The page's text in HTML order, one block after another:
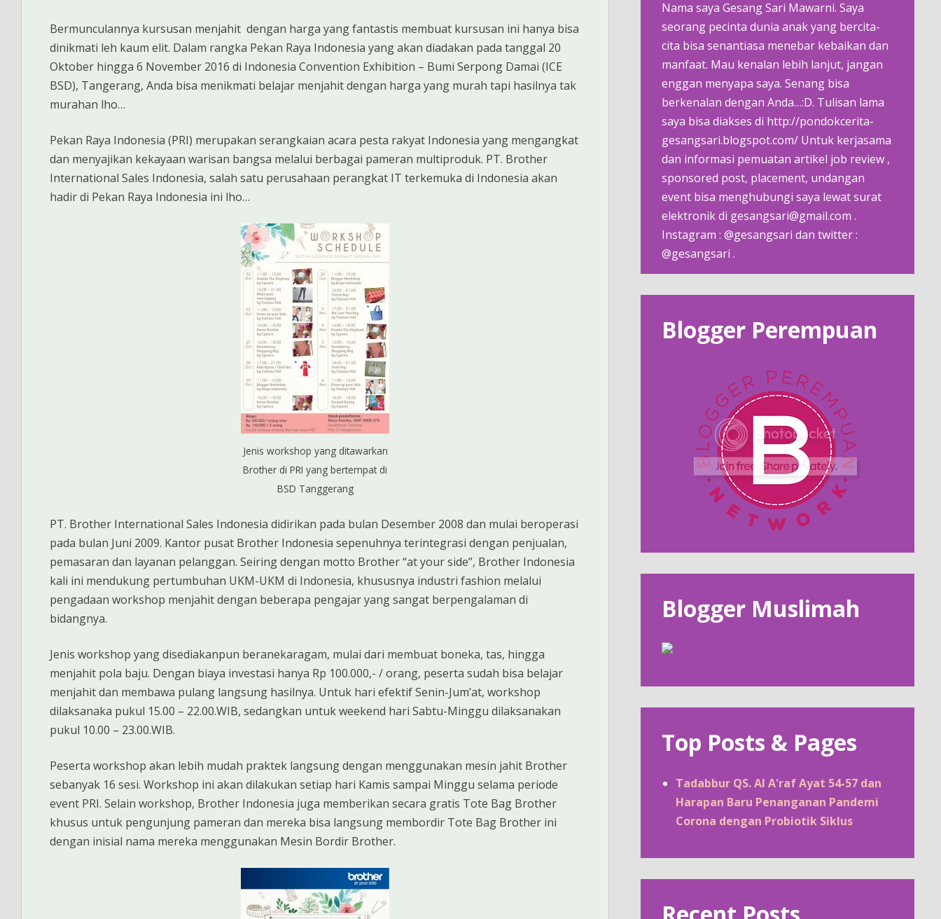
Bermunculannya kursusan menjahit dengan harga yang fantastis membuat kursusan ini hanya bisa
dinikmati leh kaum elit. Dalam rangka Pekan Raya Indonesia yang akan diadakan pada tanggal 20
Oktober hingga 6 November 2016 di Indonesia Convention Exhibition – Bumi Serpong Damai (ICE
BSD), Tangerang, Anda bisa menikmati belajar menjahit dengan harga yang murah tapi hasilnya tak
murahan lho…
Pekan Raya Indonesia (PRI) merupakan serangkaian acara pesta rakyat Indonesia yang mengangkat
dan menyajikan kekayaan warisan bangsa melalui berbagai pameran multiproduk. PT. Brother
International Sales Indonesia, salah satu perusahaan perangkat IT terkemuka di Indonesia akan
hadir di Pekan Raya Indonesia ini lho…
Jenis workshop yang ditawarkan
Brother di PRI yang bertempat di
BSD Tanggerang
PT. Brother International Sales Indonesia didirikan pada bulan Desember 2008 dan mulai beroperasi
pada bulan Juni 2009. Kantor pusat Brother Indonesia sepenuhnya terintegrasi dengan penjualan,
pemasaran dan layanan pelanggan. Seiring dengan motto Brother “at your side”, Brother Indonesia
kali ini mendukung pertumbuhan UKM-UKM di Indonesia, khususnya industri fashion melalui
pengadaan workshop menjahit dengan beberapa pengajar yang sangat berpengalaman di
bidangnya.
Jenis workshop yang disediakanpun beranekaragam, mulai dari membuat boneka, tas, hingga
menjahit pola baju. Dengan biaya investasi hanya Rp 100.000,- / orang, peserta sudah bisa belajar
menjahit dan membawa pulang langsung hasilnya. Untuk hari efektif Senin-Jum’at, workshop
dilaksanaka pukul 15.00 – 22.00.WIB, sedangkan untuk weekend hari Sabtu-Minggu dilaksanakan
pukul 10.00 – 23.00.WIB.
Peserta workshop akan lebih mudah praktek langsung dengan menggunakan mesin jahit Brother
sebanyak 16 sesi. Workshop ini akan dilakukan setiap hari Kamis sampai Minggu selama periode
event PRI. Selain workshop, Brother Indonesia juga memberikan secara gratis Tote Bag Brother
khusus untuk pengunjung pameran dan mereka bisa langsung membordir Tote Bag Brother ini
dengan inisial nama mereka menggunakan Mesin Bordir Brother.
Nama saya Gesang Sari Mawarni. Saya
seorang pecinta dunia anak yang bercita-
cita bisa senantiasa menebar kebaikan dan
manfaat. Mau kenalan lebih lanjut, jangan
enggan menyapa saya. Senang bisa
berkenalan dengan Anda…:D. Tulisan lama
saya bisa diakses di http://pondokcerita-
gesangsari.blogspot.com/ Untuk kerjasama
dan informasi pemuatan artikel job review ,
sponsored post, placement, undangan
event bisa menghubungi saya lewat surat
elektronik di gesangsari@gmail.com .
Instagram : @gesangsari dan twitter :
@gesangsari .
Blogger Perempuan
Blogger Muslimah
Top Posts & Pages
Tadabbur QS. Al A'raf Ayat 54-57 dan
Harapan Baru Penanganan Pandemi
Corona dengan Probiotik Siklus